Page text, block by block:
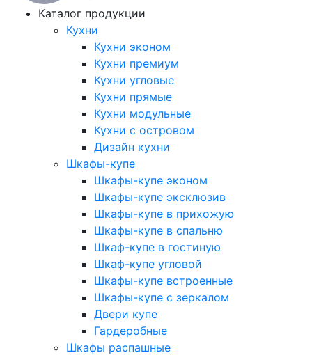
Каталог продукции
Кухни
Кухни эконом
Кухни премиум
Кухни угловые
Кухни прямые
Кухни модульные
Кухни с островом
Дизайн кухни
Шкафы-купе
Шкафы-купе эконом
Шкафы-купе эксклюзив
Шкафы-купе в прихожую
Шкафы-купе в спальню
Шкаф-купе в гостиную
Шкаф-купе угловой
Шкафы-купе встроенные
Шкафы-купе с зеркалом
Двери купе
Гардеробные
Шкафы распашные